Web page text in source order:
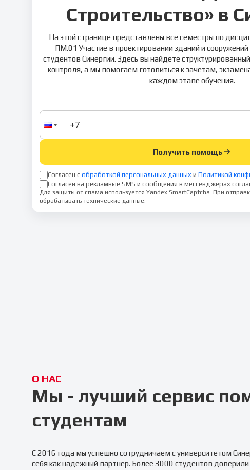
Строительство» в
На этой странице представлены все семестры по
ПМ.01 Участие в проектировании зданий и
студентов Синергии. Здесь вы найдёте
контроля, а мы помогаем готовиться к зачётам,
каждом этапе обучения.
Получить помощь
Согласен с обработкой персональных данных и Политикой
Согласен на рекламные SMS и сообщения в мессенджерах
Для защиты от спама используется Yandex SmartCaptcha. При
обрабатывать технические данные.
О НАС
Мы - лучший сервис
студентам
С 2016 года мы успешно сотрудничаем с университетом
себя как надёжный партнёр. Более 3000 студентов